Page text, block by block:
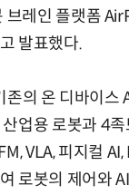
브레인 플랫폼
발표했다.
의 온 디바이스
업용 로봇과 4
VLA, 피지컬
로봇의 제어와